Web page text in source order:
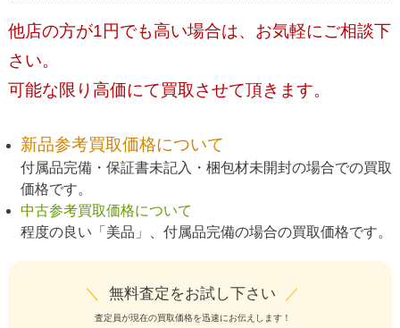
他店の方が1円でも高い場合は、お気軽にご相談下
さい。
可能な限り高価にて買取させて頂きます。
新品参考買取価格について
付属品完備・保証書未記入・梱包材未開封の場合での買取
価格です。
中古参考買取価格について
程度の良い「美品」、付属品完備の場合の買取価格です。
＼ 無料査定をお試し下さい ／
査定員が現在の買取価格を迅速にお伝えします！